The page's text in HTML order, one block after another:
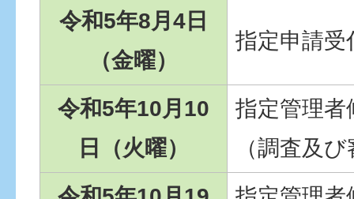
令和5年8月4日
（金曜）
指定申請受
令和5年10月10
日（火曜）
指定管理者
（調査及